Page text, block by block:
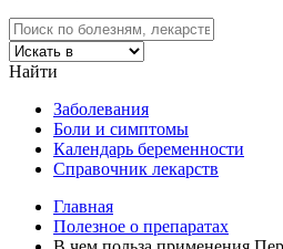
Найти
Заболевания
Боли и симптомы
Календарь беременности
Справочник лекарств
Главная
Полезное о препаратах